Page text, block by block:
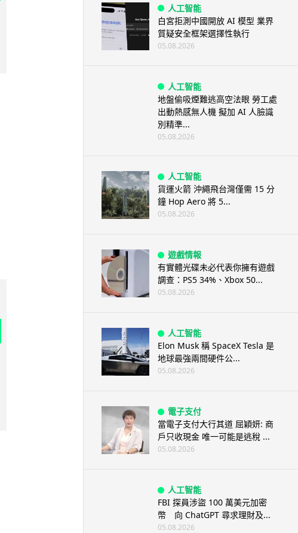
人工智能
白宮拒測中國開放 AI 模型 業界
質疑安全框架選擇性執行
05.08.2026
人工智能
地盤偷吸煙難逃高空法眼 勞工處
出動熱感無人機 擬加 AI 人臉識
別精準...
05.08.2026
人工智能
貨運火箭 沖繩飛台灣僅需 15 分
鐘 Hop Aero 將 5...
05.08.2026
遊戲情報
有實體光碟未必代表你擁有遊戲
調查：PS5 34%、Xbox 50...
05.08.2026
人工智能
Elon Musk 稱 SpaceX Tesla 是
地球最強兩間硬件公...
05.08.2026
電子支付
當電子支付大行其道 屈穎妍: 商
戶只收現金 唯一可能是逃稅 ...
05.08.2026
人工智能
FBI 探員涉盜 100 萬美元加密
幣 向 ChatGPT 尋求理財及...
05.08.2026